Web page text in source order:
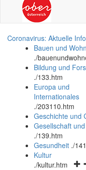
Coronavirus: Aktuelle
Bauen und
./
Bildung und
./133.htm
Europa und
Internationales
./203110.htm
Geschichte und
Gesellschaft
./139.htm
Gesundheit ./
Kultur
./kultur.htm